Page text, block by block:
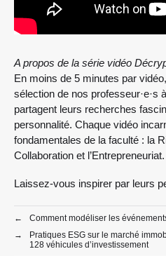
A propos de la série vidéo
En moins de 5 minutes par
sélection de nos professeur·e·s
partagent leurs recherches
personnalité. Chaque vidéo
fondamentales de la faculté : la
Collaboration et l’Entrepreneuriat.
Laissez-vous inspirer par leurs
←
Comment modéliser les
→
Pratiques ESG sur le marché
128 véhicules d’investissement